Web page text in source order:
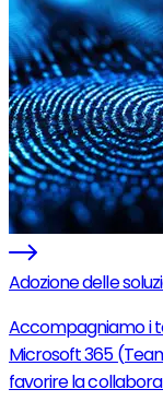
Adozione delle
Accompagniamo i
Microsoft 365
favorire la